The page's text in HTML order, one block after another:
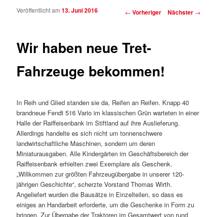
Beitragsnavigation
← Vorheriger Nächster →
Wir haben neue Tret-
Fahrzeuge bekommen!
Veröffentlicht am13. Juni 2016
In Reih und Glied standen sie da, Reifen an Reifen. Knapp 40
brandneue Fendt 516 Vario im klassischen Grün warteten in einer
Halle der Raiffeisenbank im Stiftland auf ihre Auslieferung.
Allerdings handelte es sich nicht um tonnenschwere
landwirtschaftliche Maschinen, sondern um deren
Miniaturausgaben. Alle Kindergärten im Geschäftsbereich der
Raiffeisenbank erhielten zwei Exemplare als Geschenk.
„Willkommen zur größten Fahrzeugübergabe in unserer 120-
jährigen Geschichte“, scherzte Vorstand Thomas Wirth.
Angeliefert wurden die Bausätze in Einzelteilen, so dass es
einiges an Handarbeit erforderte, um die Geschenke in Form zu
bringen. Zur Übergabe der Traktoren im Gesamtwert von rund